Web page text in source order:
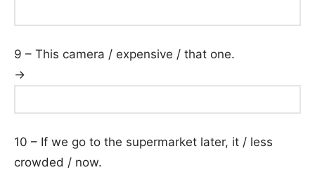
9 – This camera / expensive / that one.
→
10 – If we go to the supermarket later, it / less
crowded / now.